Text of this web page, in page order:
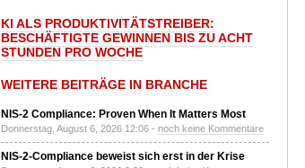
KI ALS PRODUKTIVITÄTSTREIBER:
BESCHÄFTIGTE GEWINNEN BIS ZU ACHT
STUNDEN PRO WOCHE
WEITERE BEITRÄGE IN BRANCHE
NIS-2 Compliance: Proven When It Matters Most
Donnerstag, August 6, 2026 12:06 - noch keine Kommentare
NIS-2-Compliance beweist sich erst in der Krise